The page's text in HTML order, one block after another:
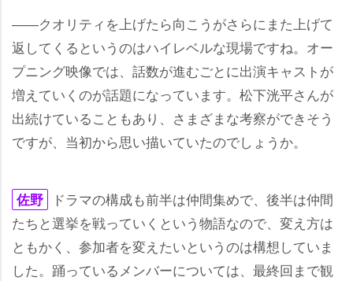
――クオリティを上げたら向こうがさらにまた上げて
返してくるというのはハイレベルな現場ですね。オー
プニング映像では、話数が進むごとに出演キャストが
増えていくのが話題になっています。松下洸平さんが
出続けていることもあり、さまざまな考察ができそう
ですが、当初から思い描いていたのでしょうか。
佐野
ドラマの構成も前半は仲間集めで、後半は仲間
たちと選挙を戦っていくという物語なので、変え方は
ともかく、参加者を変えたいというのは構想していま
した。踊っているメンバーについては、最終回まで観